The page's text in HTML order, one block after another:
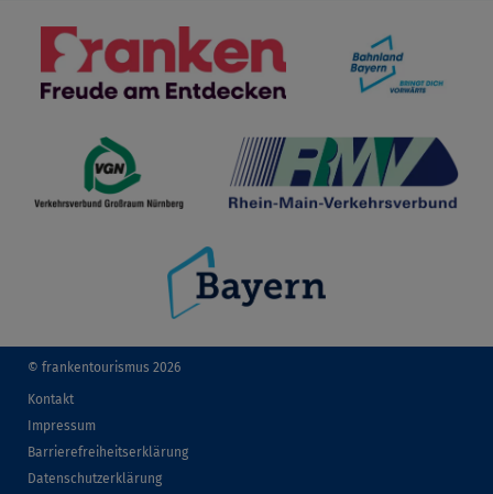
© frankentourismus 2026
Kontakt
Impressum
Barrierefreiheitserklärung
Datenschutzerklärung